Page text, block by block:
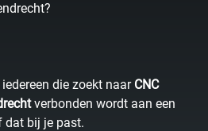
die zoekt naar CNC
verbonden wordt aan een
dat bij je past.